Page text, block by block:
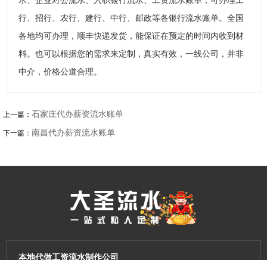
行、招行、农行、建行、中行、邮政等各银行流水账单。全国
各地均可办理，顺丰快递发货，能保证在预定的时间内收到材
料。也可以根据您的需求来定制，真实有效，一线公司，并非
中介，价格公道合理。
上一篇： 石家庄代办薪资流水账单
下一篇： 南昌代办薪资流水账单
本地代做工资流水制作公司